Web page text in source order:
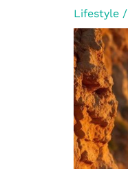
Lifestyle/